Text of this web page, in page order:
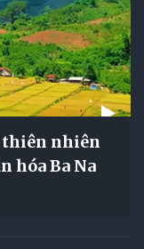
thiên nhiên
hóa Ba Na